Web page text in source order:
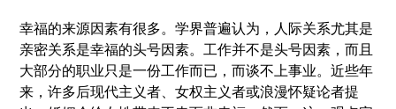
幸福的来源因素有很多。学界普遍认为，人际关系尤其是
亲密关系是幸福的头号因素。工作并不是头号因素，而且
大部分的职业只是一份工作而已，而谈不上事业。近些年
来，许多后现代主义者、女权主义者或浪漫怀疑论者提